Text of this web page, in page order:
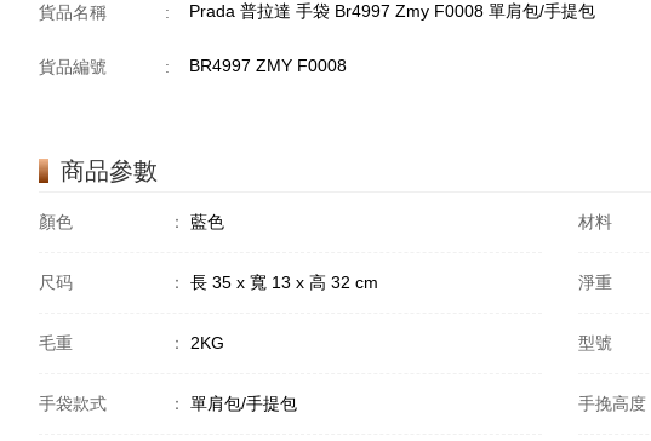
貨品名稱 : Prada 普拉達 手袋 Br4997 Zmy F0008 單肩包/手提包
貨品編號 : BR4997 ZMY F0008
商品參數
顏色 ： 藍色 材料
尺码 ： 長 35 x 寬 13 x 高 32 cm 淨重
毛重 ： 2KG 型號
手袋款式 ： 單肩包/手提包 手挽高度